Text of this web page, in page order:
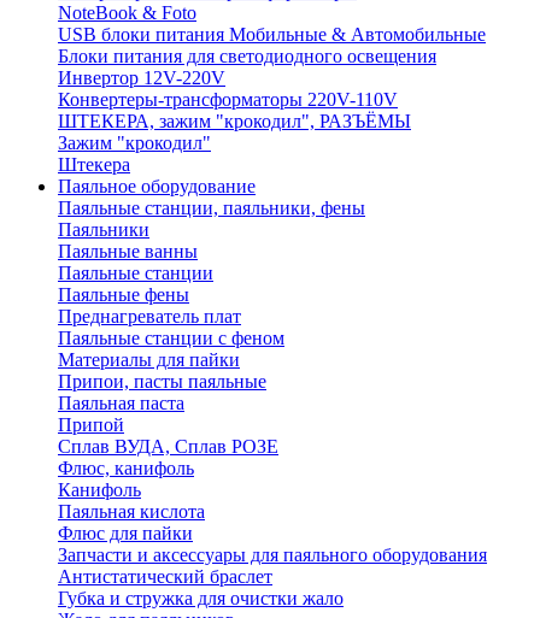
NoteBook & Foto
USB блоки питания Мобильные & Автомобильные
Блоки питания для светодиодного освещения
Инвертор 12V-220V
Конвертеры-трансформаторы 220V-110V
ШТЕКЕРА, зажим "крокодил", РАЗЪЁМЫ
Зажим "крокодил"
Штекера
Паяльное оборудование
Паяльные станции, паяльники, фены
Паяльники
Паяльные ванны
Паяльные станции
Паяльные фены
Преднагреватель плат
Паяльные станции с феном
Материалы для пайки
Припои, пасты паяльные
Паяльная паста
Припой
Сплав ВУДА, Сплав РОЗЕ
Флюс, канифоль
Канифоль
Паяльная кислота
Флюс для пайки
Запчасти и аксессуары для паяльного оборудования
Антистатический браслет
Губка и стружка для очистки жало